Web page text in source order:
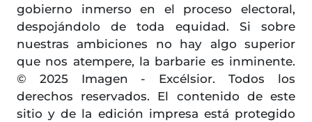
gobierno inmerso en el proceso electoral,
despojándolo de toda equidad. Si sobre
nuestras ambiciones no hay algo superior
que nos atempere, la barbarie es inminente.
© 2025 Imagen - Excélsior. Todos los
derechos reservados. El contenido de este
sitio y de la edición impresa está protegido